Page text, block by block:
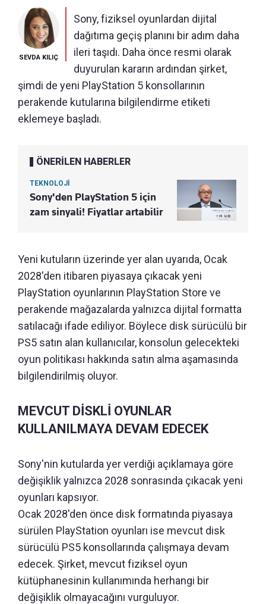
SEVDA KILIÇ
Sony, fiziksel oyunlardan dijital
dağıtıma geçiş planını bir adım daha
ileri taşıdı. Daha önce resmi olarak
duyurulan kararın ardından şirket,
şimdi de yeni PlayStation 5 konsollarının
perakende kutularına bilgilendirme etiketi
eklemeye başladı.
ÖNERİLEN HABERLER
TEKNOLOJİ
Sony'den PlayStation 5 için
zam sinyali! Fiyatlar artabilir
Yeni kutuların üzerinde yer alan uyarıda, Ocak
2028'den itibaren piyasaya çıkacak yeni
PlayStation oyunlarının PlayStation Store ve
perakende mağazalarda yalnızca dijital formatta
satılacağı ifade ediliyor. Böylece disk sürücülü bir
PS5 satın alan kullanıcılar, konsolun gelecekteki
oyun politikası hakkında satın alma aşamasında
bilgilendirilmiş oluyor.
MEVCUT DİSKLİ OYUNLAR
KULLANILMAYA DEVAM EDECEK
Sony'nin kutularda yer verdiği açıklamaya göre
değişiklik yalnızca 2028 sonrasında çıkacak yeni
oyunları kapsıyor.
Ocak 2028'den önce disk formatında piyasaya
sürülen PlayStation oyunları ise mevcut disk
sürücülü PS5 konsollarında çalışmaya devam
edecek. Şirket, mevcut fiziksel oyun
kütüphanesinin kullanımında herhangi bir
değişiklik olmayacağını vurguluyor.